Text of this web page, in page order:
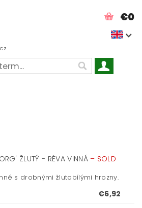
€0
ŽLUTÝ - RÉVA VINNÁ – SOLD
s drobnými žlutobílými hrozny.
€6,92